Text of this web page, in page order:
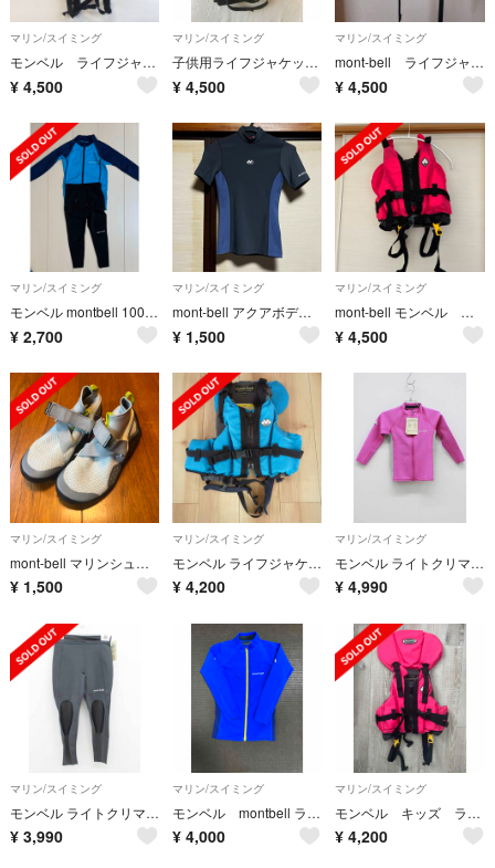
マリン/スイミング
モンベル ライフジャケット キッズ85-125
¥ 4,500
マリン/スイミング
子供用ライフジャケット montbell
¥ 4,500
マリン/スイミング
mont-bell ライフジャケットキッズ
¥ 4,500
マリン/スイミング
モンベル montbell 100サイズ 3点セット ラッシュガード アクアボディ クールライト 長袖
¥ 2,700
マリン/スイミング
mont-bell アクアボディ ラッシュガードシャツ S 半袖 ユーズド
¥ 1,500
マリン/スイミング
mont-bell モンベル ライフジャケット
¥ 4,500
マリン/スイミング
mont-bell マリンシューズ 22センチ
¥ 1,500
マリン/スイミング
モンベル ライフジャケット フリーダムキッズ 125-155ブルー
¥ 4,200
マリン/スイミング
モンベル ライトクリマプレンシャツ/長袖ラッシュガード 110cm キッズ 女児 ピンク【新品 未使用品】【新入荷!】▽
¥ 4,990
マリン/スイミング
モンベル ライトクリマプレンタイツ 110cm キッズ 男児 女児 グレー【新品 未使用品】【新入荷!】▲
¥ 3,990
マリン/スイミング
モンベル montbell ライトクリマプレン ロングスリーブシャツ130
¥ 4,000
マリン/スイミング
モンベル キッズ ライフジャケット
¥ 4,200